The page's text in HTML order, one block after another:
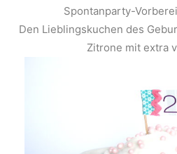
Spontanparty-
Den Lieblingskuchen des
Zitrone mit extra